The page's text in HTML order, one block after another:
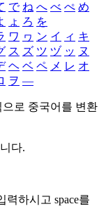
で ね へ べ ぺ め
ょ ろ を
ワ ヮ ン イ ィ キ
ス ズ ツ ヅ ッ ヌ
ヘ ベ ペ メ レ オ
ヲ ―
로 중국어를 변환
다.
력하시고 space를